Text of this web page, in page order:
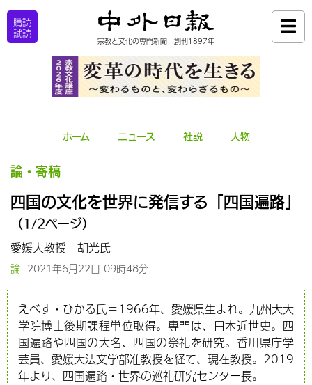
購読
試読
宗教と文化の専門新聞 創刊1897年
ホーム ニュース 社説 人物
論・寄稿
四国の文化を世界に発信する「四国遍路」
（1/2ページ）
愛媛大教授 胡光氏
論 2021年6月22日 09時48分
えべす・ひかる氏＝1966年、愛媛県生まれ。九州大大
学院博士後期課程単位取得。専門は、日本近世史。四
国遍路や四国の大名、四国の祭礼を研究。香川県庁学
芸員、愛媛大法文学部准教授を経て、現在教授。2019
年より、四国遍路・世界の巡礼研究センター長。